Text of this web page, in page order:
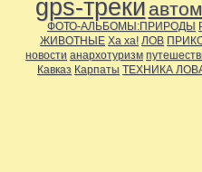
gps-треки
ФОТО-АЛЬБОМЫ:ПРИРОДЫ
ЖИВОТНЫЕ Ха ха! ЛОВ
новости анархотуризм
Кавказ Карпаты ТЕХНИКА